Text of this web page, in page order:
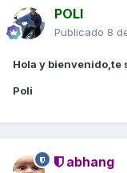
POLI
Publicado 8
Hola y bienvenido,te
Poli
abhang